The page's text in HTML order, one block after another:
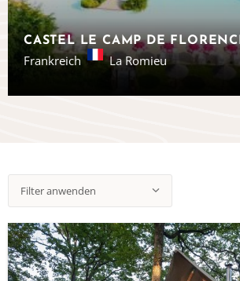
Frankreich La Romieu
Filter anwenden